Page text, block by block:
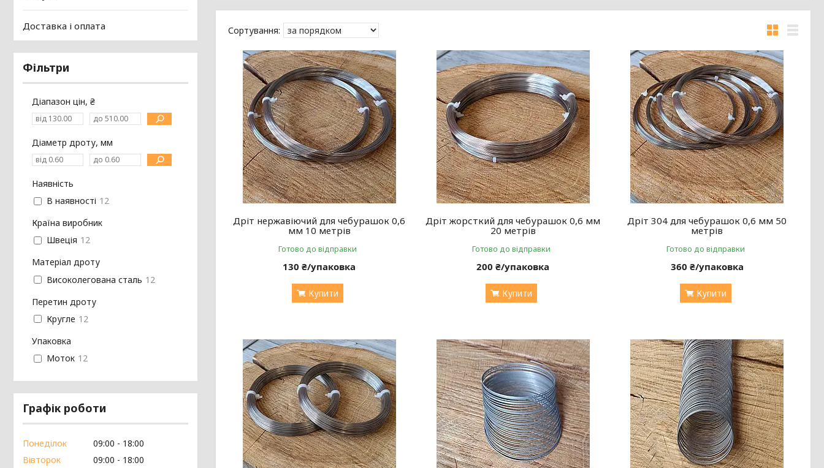
Дріт нержавіючий для чебурашок 0,6
мм 10 метрів
Готово до відправки
130 ₴/упаковка
Купити
Дріт жорсткий для чебурашок 0,6 мм
20 метрів
Готово до відправки
200 ₴/упаковка
Купити
Дріт 304 для чебурашок 0,6 мм 50
метрів
Готово до відправки
360 ₴/упаковка
Купити
Доставка і оплата
Фільтри
Діапазон цін, ₴
Діаметр дроту, мм
Наявність
В наявності 12
Країна виробник
Швеція 12
Матеріал дроту
Високолегована сталь 12
Перетин дроту
Кругле 12
Упаковка
Моток 12
Графік роботи
Понеділок 09:00
18:00
Вівторок
09:00
18:00